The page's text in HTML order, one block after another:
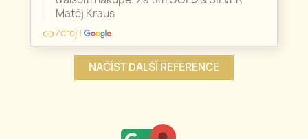
Matěj Kraus
linkZdroj |
NAČÍST DALŠÍ REFERENCE